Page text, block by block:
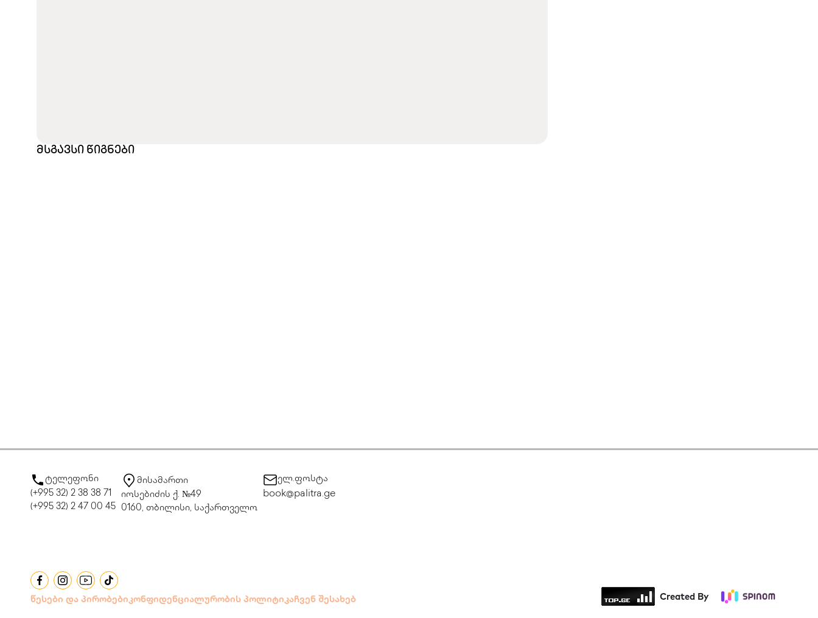
მსგავსი წიგნები
ტელეფონი
(+995 32) 2 38 38 71
(+995 32) 2 47 00 45
მისამართი
იოსებიძის ქ. №49
0160, თბილისი, საქართველო
ელ.ფოსტა
book@palitra.ge
წესები და პირობებიკონფიდენციალურობის პოლიტიკაჩვენ შესახებ Created By